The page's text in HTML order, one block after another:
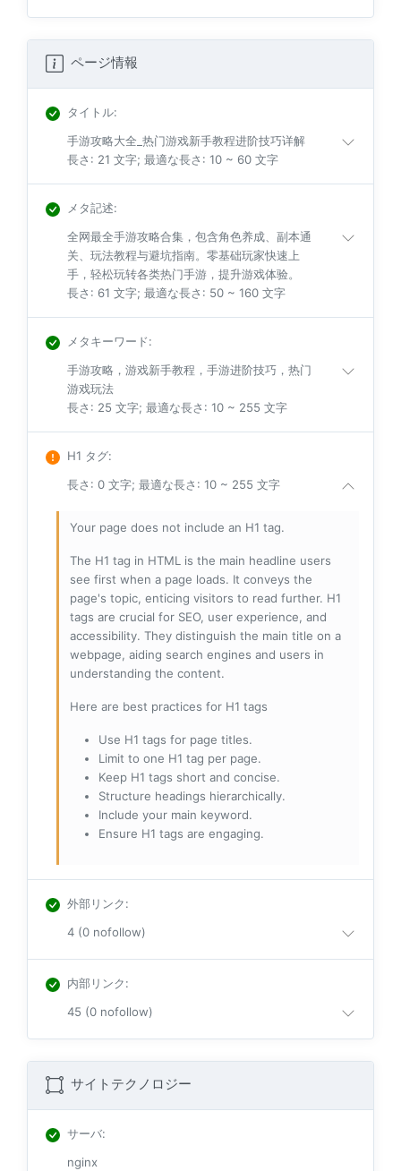
ページ情報
タイトル:
手游攻略大全_热门游戏新手教程进阶技巧详解
長さ: 21 文字; 最適な長さ: 10 ~ 60 文字
メタ記述:
全网最全手游攻略合集，包含角色养成、副本通
关、玩法教程与避坑指南。零基础玩家快速上
手，轻松玩转各类热门手游，提升游戏体验。
長さ: 61 文字; 最適な長さ: 50 ~ 160 文字
メタキーワード:
手游攻略，游戏新手教程，手游进阶技巧，热门
游戏玩法
長さ: 25 文字; 最適な長さ: 10 ~ 255 文字
H1 タグ:
長さ: 0 文字; 最適な長さ: 10 ~ 255 文字
Your page does not include an H1 tag.
The H1 tag in HTML is the main headline users
see first when a page loads. It conveys the
page's topic, enticing visitors to read further. H1
tags are crucial for SEO, user experience, and
accessibility. They distinguish the main title on a
webpage, aiding search engines and users in
understanding the content.
Here are best practices for H1 tags
Use H1 tags for page titles.
Limit to one H1 tag per page.
Keep H1 tags short and concise.
Structure headings hierarchically.
Include your main keyword.
Ensure H1 tags are engaging.
外部リンク:
4 (0 nofollow)
内部リンク:
45 (0 nofollow)
サイトテクノロジー
サーバ:
nginx